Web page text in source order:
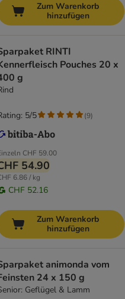
Zum Warenkorb
hinzufügen
RINTI
Pouches 20 x
g
CHF 59.00
54.90
6.86 / kg
CHF 52.16
5/5 (9)
Zum Warenkorb
hinzufügen
animonda vom
24 x 150 g
Geflügel & Lamm